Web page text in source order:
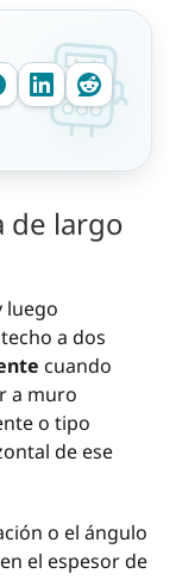
de largo
luego
a dos
cuando
a muro
o tipo
de ese
o el ángulo
el espesor de